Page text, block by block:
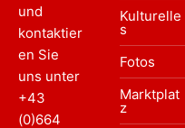
und
kontaktier
en Sie
uns unter
+43
(0)664
Kulturelle
s
Fotos
Marktplat
z